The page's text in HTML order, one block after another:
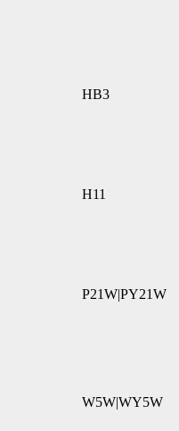
HB3
H11
P21W|PY21W
W5W|WY5W